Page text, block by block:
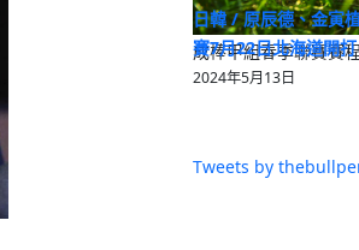
成棒甲組春季聯賽賽程
日韓 / 原辰德、金寅
賽7月22日北海道開打
2024年5月13日
Tweets by